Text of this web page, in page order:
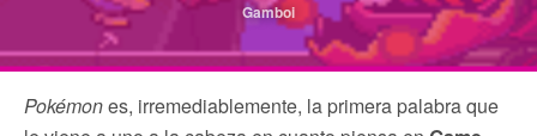
Gamboi
Pokémones, irremediablemente, la primera palabra que